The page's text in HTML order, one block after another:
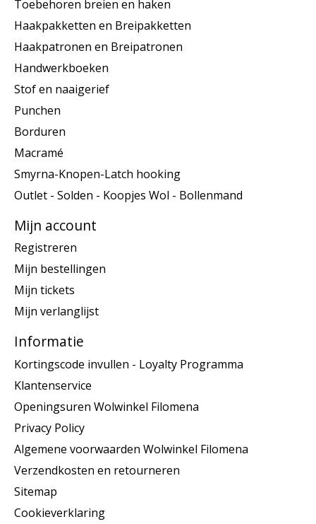
Toebehoren breien en haken
Haakpakketten en Breipakketten
Haakpatronen en Breipatronen
Handwerkboeken
Stof en naaigerief
Punchen
Borduren
Macramé
Smyrna-Knopen-Latch hooking
Outlet - Solden - Koopjes Wol - Bollenmand
Mijn account
Registreren
Mijn bestellingen
Mijn tickets
Mijn verlanglijst
Informatie
Kortingscode invullen - Loyalty Programma
Klantenservice
Openingsuren Wolwinkel Filomena
Privacy Policy
Algemene voorwaarden Wolwinkel Filomena
Verzendkosten en retourneren
Sitemap
Cookieverklaring